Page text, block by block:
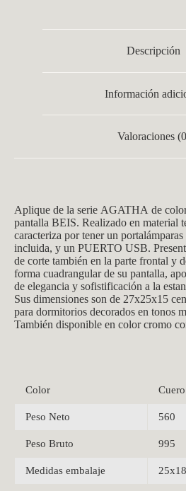
Descripción
Información
Valoraciones
Aplique de la serie AGATHA de
pantalla BEIS. Realizado en material
caracteriza por tener un
incluida, y un PUERTO USB.
de corte también en la parte frontal y
forma cuadrangular de su pantalla,
de elegancia y sofistificación a la
Sus dimensiones son de 27x25x15
para dormitorios decorados en tonos
También disponible en color cromo
Color
Peso Neto 560
Peso Bruto 995
Medidas embalaje